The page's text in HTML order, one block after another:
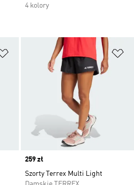
4 kolory
Dodaj do listy życzeń
Price
259 zł
Szorty Terrex Multi Light